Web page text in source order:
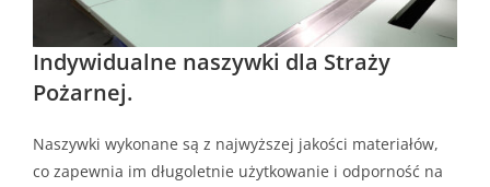
Indywidualne naszywki dla Straży
Pożarnej.
Naszywki wykonane są z najwyższej jakości materiałów,
co zapewnia im długoletnie użytkowanie i odporność na